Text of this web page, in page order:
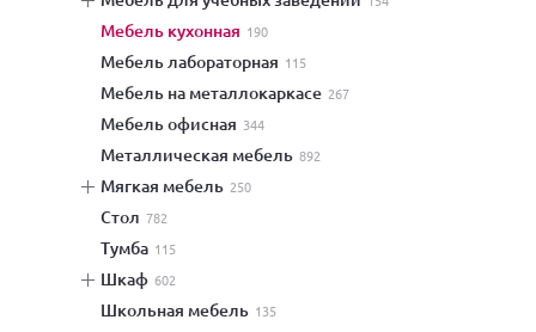
мебель кухонная 190
мебель лабораторная 115
мебель на металлокаркасе 267
мебель офисная 344
металлическая мебель 892
мягкая мебель 250
стол 782
тумба 115
шкаф 602
школьная мебель 135